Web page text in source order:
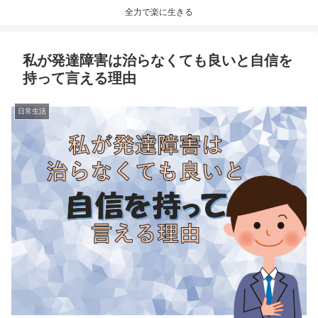
全力で楽に生きる
私が発達障害は治らなくても良いと自信を
持って言える理由
日常生活